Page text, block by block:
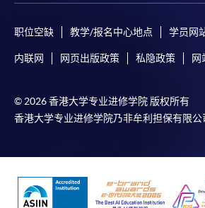
职位空缺 教学/报名中心地点 学员网
内联网 网页出版政策 私隐政策 网
© 2026 香港大学专业进修学院 版权所有
香港大学专业进修学院乃非牟利担保有限公